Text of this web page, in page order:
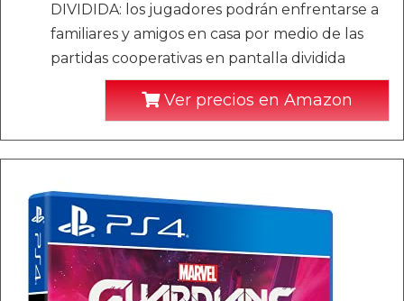
DIVIDIDA: los jugadores podrán enfrentarse a
familiares y amigos en casa por medio de las
partidas cooperativas en pantalla dividida
Ver precios en Amazon